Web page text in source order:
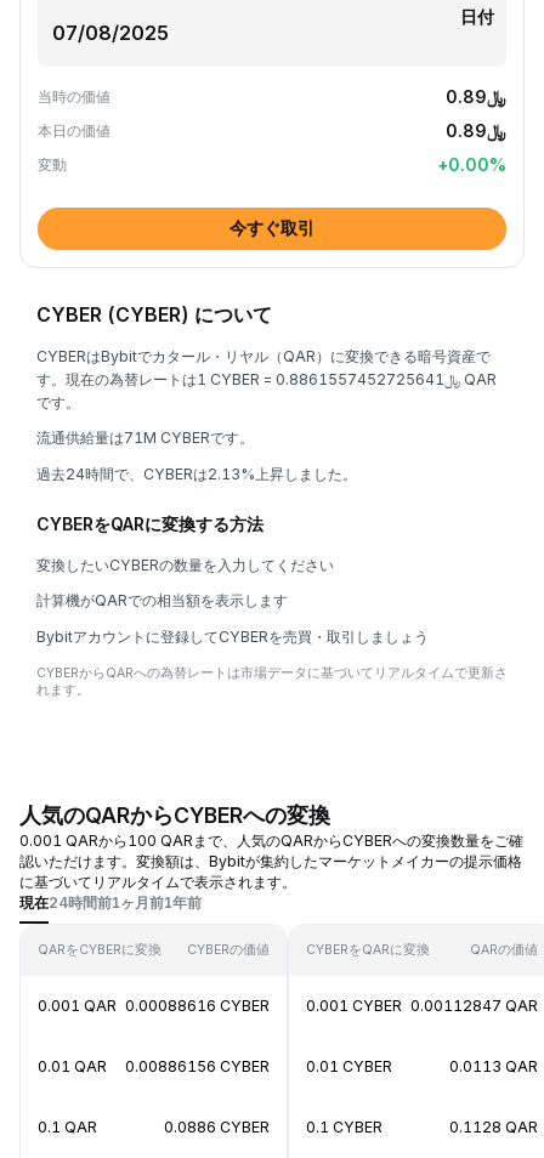
日付
当時の価値 ﷼0.89
本日の価値 ﷼0.89
変動 +0.00%
今すぐ取引
CYBER (CYBER) について
CYBERはBybitでカタール・リヤル（QAR）に変換できる暗号資産で
す。現在の為替レートは1 CYBER = ﷼0.8861557452725641 QAR
です。
流通供給量は71M CYBERです。
過去24時間で、CYBERは2.13%上昇しました。
CYBERをQARに変換する方法
変換したいCYBERの数量を入力してください
計算機がQARでの相当額を表示します
Bybitアカウントに登録してCYBERを売買・取引しましょう
CYBERからQARへの為替レートは市場データに基づいてリアルタイムで更新さ
れます。
人気のQARからCYBERへの変換
0.001 QARから100 QARまで、人気のQARからCYBERへの変換数量をご確
認いただけます。変換額は、Bybitが集約したマーケットメイカーの提示価格
に基づいてリアルタイムで表示されます。
現在24時間前1ヶ月前1年前
QARをCYBERに変換 CYBERの価値
0.001 QAR 0.00088616 CYBER
0.01 QAR 0.00886156 CYBER
0.1 QAR 0.0886 CYBER
CYBERをQARに変換 QARの価値
0.001 CYBER 0.00112847 QAR
0.01 CYBER 0.0113 QAR
0.1 CYBER 0.1128 QAR